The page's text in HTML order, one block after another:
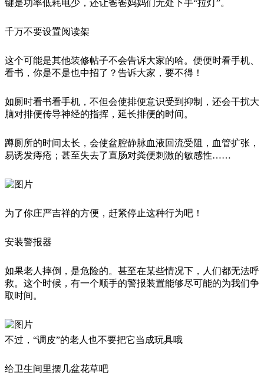
键是功率低耗电少，还让爸爸妈妈们无处下手“拉灯”。
千万不要设置阅读架
这个可能是其他装修帖子不会告诉大家的哈。便便时看手机、
看书，你是不是也中招了？告诉大家，要不得！
如厕时看书看手机，不但会使排便意识受到抑制，还会干扰大
脑对排便传导神经的指挥，延长排便的时间。
蹲厕所的时间太长，会使盆腔静脉血液回流受阻，血管扩张，
易诱发痔疮；甚至失去了直肠对粪便刺激的敏感性……
为了你庄严吉祥的方便，赶紧停止这种行为吧！
安装警报器
如果老人摔倒，是危险的。甚至在某些情况下，人们都无法呼
救。这个时候，有一个顺手的警报装置能够尽可能的为我们争
取时间。
不过，“调皮”的老人也不要把它当成玩具哦
给卫生间里摆几盆花草吧